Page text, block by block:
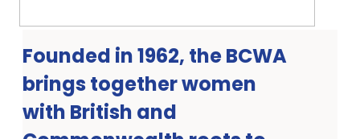
Founded in 1962, the BCWA
brings together women
with British and